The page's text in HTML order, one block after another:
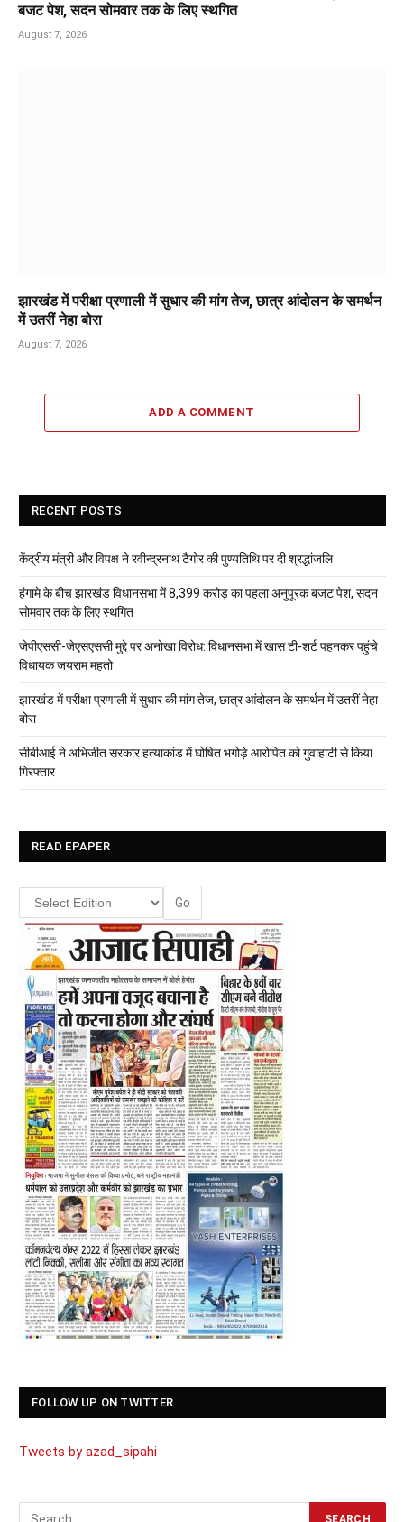
बजट पेश, सदन सोमवार तक के लिए स्थगित
August 7, 2026
झारखंड में परीक्षा प्रणाली में सुधार की मांग तेज, छात्र आंदोलन के समर्थन
में उतरीं नेहा बोरा
August 7, 2026
ADD A COMMENT
RECENT POSTS
केंद्रीय मंत्री और विपक्ष ने रवीन्द्रनाथ टैगोर की पुण्यतिथि पर दी श्रद्धांजलि
हंगामे के बीच झारखंड विधानसभा में 8,399 करोड़ का पहला अनुपूरक बजट पेश, सदन
सोमवार तक के लिए स्थगित
जेपीएससी-जेएसएससी मुद्दे पर अनोखा विरोध: विधानसभा में खास टी-शर्ट पहनकर पहुंचे
विधायक जयराम महतो
झारखंड में परीक्षा प्रणाली में सुधार की मांग तेज, छात्र आंदोलन के समर्थन में उतरीं नेहा
बोरा
सीबीआई ने अभिजीत सरकार हत्याकांड में घोषित भगोड़े आरोपित को गुवाहाटी से किया
गिरफ्तार
READ EPAPER
FOLLOW UP ON TWITTER
Tweets by azad_sipahi